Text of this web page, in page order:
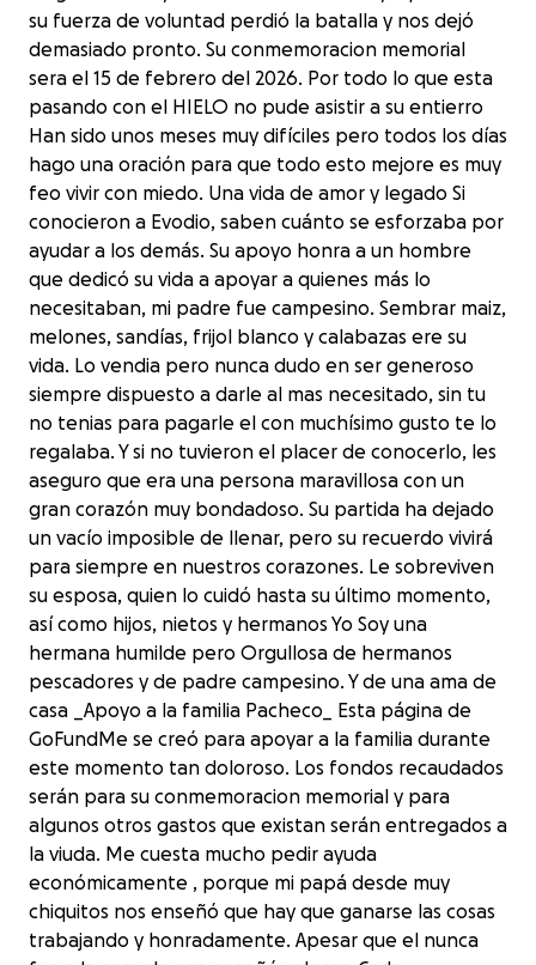
su fuerza de voluntad perdió la batalla y nos dejó
demasiado pronto. Su conmemoracion memorial
sera el 15 de febrero del 2026. Por todo lo que esta
pasando con el HIELO no pude asistir a su entierro
Han sido unos meses muy difíciles pero todos los días
hago una oración para que todo esto mejore es muy
feo vivir con miedo. Una vida de amor y legado Si
conocieron a Evodio, saben cuánto se esforzaba por
ayudar a los demás. Su apoyo honra a un hombre
que dedicó su vida a apoyar a quienes más lo
necesitaban, mi padre fue campesino. Sembrar maiz,
melones, sandías, frijol blanco y calabazas ere su
vida. Lo vendia pero nunca dudo en ser generoso
siempre dispuesto a darle al mas necesitado, sin tu
no tenias para pagarle el con muchísimo gusto te lo
regalaba. Y si no tuvieron el placer de conocerlo, les
aseguro que era una persona maravillosa con un
gran corazón muy bondadoso. Su partida ha dejado
un vacío imposible de llenar, pero su recuerdo vivirá
para siempre en nuestros corazones. Le sobreviven
su esposa, quien lo cuidó hasta su último momento,
así como hijos, nietos y hermanos Yo Soy una
hermana humilde pero Orgullosa de hermanos
pescadores y de padre campesino. Y de una ama de
casa _Apoyo a la familia Pacheco_ Esta página de
GoFundMe se creó para apoyar a la familia durante
este momento tan doloroso. Los fondos recaudados
serán para su conmemoracion memorial y para
algunos otros gastos que existan serán entregados a
la viuda. Me cuesta mucho pedir ayuda
económicamente , porque mi papá desde muy
chiquitos nos enseñó que hay que ganarse las cosas
trabajando y honradamente. Apesar que el nunca